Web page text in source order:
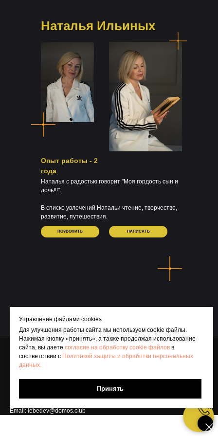
Наталья Ильиных
Наталья с радостью говорит "Моя гордость сын и
дочь!!!".
В списке увлечений Натальи чтение, творчество,
развитие, путешествия.
Опыт работы - 2
года
ПОЗВОНИТЬ НАПИСАТЬ
Политика защиты и обработки персональных данных
Общество с ограниченной ответственностью «ДомосКлаб»
ИНН 6686169048, ОГРН 1256600034998
Адрес: 624090, Свердловская область, г. Верхняя Пышма, ул.
Фактический адрес: 620014, Свердловская область, г. Екатеринбург, ул.
Email: lebedev@domos.club
Управление файлами cookies
Для улучшения работы сайта мы используем cookie файлы.
Нажимая кнопку «принять», а также продолжая использование
сайта, вы даете согласие на обработку cookie файлов в
соответствии с Политикой защиты и обработки персональных
данных.
Принять